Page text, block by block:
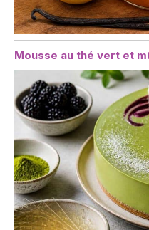
Mousse au thé vert et